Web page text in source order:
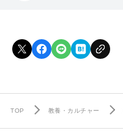
TOP 教養・カルチャー